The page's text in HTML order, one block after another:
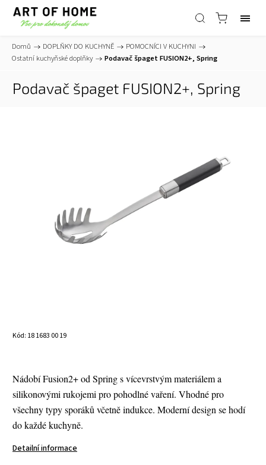
Domů / DOPLŇKY DO KUCHYNĚ / POMOCNÍCI V KUCHYNI /
Ostatní kuchyňské doplňky / Podavač špaget FUSION2+, Spring
Podavač špaget FUSION2+, Spring
Kód: 18 1683 00 19
Nádobí Fusion2+ od Spring s vícevrstvým materiálem a
silikonovými rukojemi pro pohodlné vaření. Vhodné pro
všechny typy sporáků včetně indukce. Moderní design se hodí
do každé kuchyně.
Detailní informace